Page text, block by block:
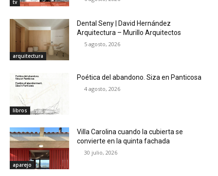
tv
arquitectura
Dental Seny | David Hernández
Arquitectura – Murillo Arquitectos
5 agosto, 2026
libros
Poética del abandono. Siza en Panticosa
4 agosto, 2026
aparejo
Villa Carolina cuando la cubierta se
convierte en la quinta fachada
30 julio, 2026